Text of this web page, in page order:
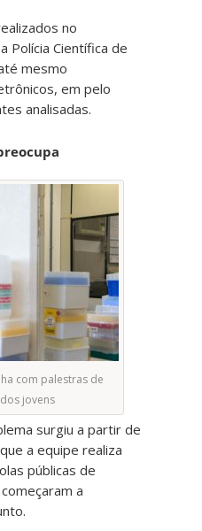
no
Polícia Científica de
mesmo
em pelo
analisadas.
com palestras de
jovens
surgiu a partir de
a equipe realiza
públicas de
a